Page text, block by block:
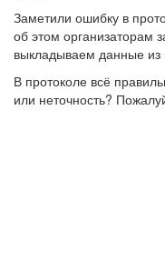
Заметили ошибку в
об этом организаторам
выкладываем данные из
В протоколе всё
или неточность?